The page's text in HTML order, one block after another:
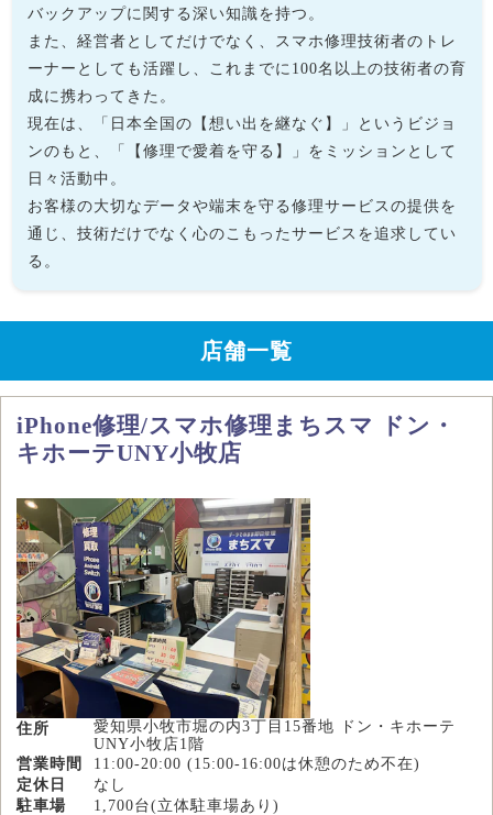
バックアップに関する深い知識を持つ。
また、経営者としてだけでなく、スマホ修理技術者のトレ
ーナーとしても活躍し、これまでに100名以上の技術者の育
成に携わってきた。
現在は、「日本全国の【想い出を継なぐ】」というビジョ
ンのもと、「【修理で愛着を守る】」をミッションとして
日々活動中。
お客様の大切なデータや端末を守る修理サービスの提供を
通じ、技術だけでなく心のこもったサービスを追求してい
る。
店舗一覧
iPhone修理/スマホ修理まちスマ ドン・
キホーテUNY小牧店
住所
愛知県小牧市堀の内3丁目15番地 ドン・キホーテ
UNY小牧店1階
営業時間
11:00-20:00 (15:00-16:00は休憩のため不在)
定休日
なし
駐車場
1,700台(立体駐車場あり)